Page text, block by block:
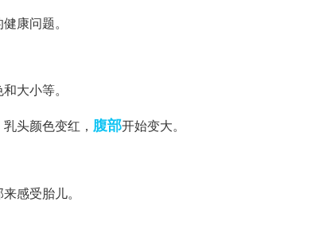
康问题。
大小等。
头颜色变红， 腹部开始变大。
感受胎儿。